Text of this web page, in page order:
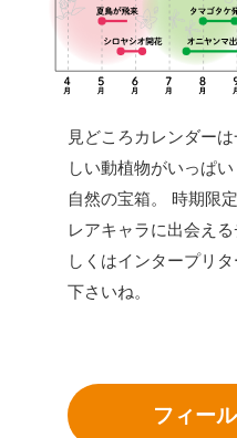
見どころカレンダー
しい動植物がいっぱい
自然の宝箱。
時期限
レアキャラに出会え
しくはインタープリ
下さいね。
フィー